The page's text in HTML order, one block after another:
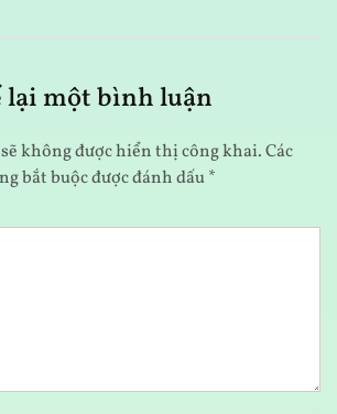
lại một bình luận
không được hiển thị công khai.Các
bắt buộc được đánh dấu*